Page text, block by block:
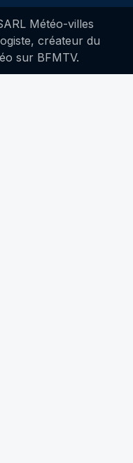
Météo-villes
créateur du
sur BFMTV.